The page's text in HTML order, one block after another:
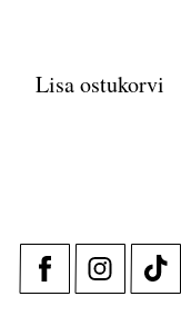
Lisa ostukorvi